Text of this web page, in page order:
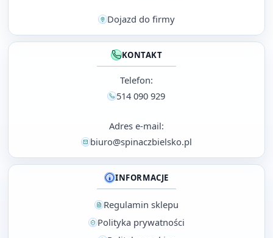
Dojazd do firmy
KONTAKT
Telefon:
514 090 929
Adres e-mail:
biuro@spinaczbielsko.pl
INFORMACJE
Regulamin sklepu
Polityka prywatności